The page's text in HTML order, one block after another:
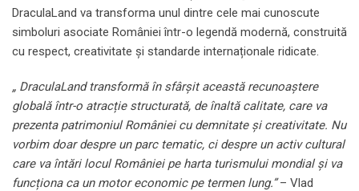
DraculaLand va transforma unul dintre cele mai cunoscute
simboluri asociate României într-o legendă modernă, construită
cu respect, creativitate și standarde internaționale ridicate.
„ DraculaLand transformă în sfârșit această recunoaștere
globală într-o atracție structurată, de înaltă calitate, care va
prezenta patrimoniul României cu demnitate și creativitate. Nu
vorbim doar despre un parc tematic, ci despre un activ cultural
care va întări locul României pe harta turismului mondial și va
funcționa ca un motor economic pe termen lung.”– Vlad